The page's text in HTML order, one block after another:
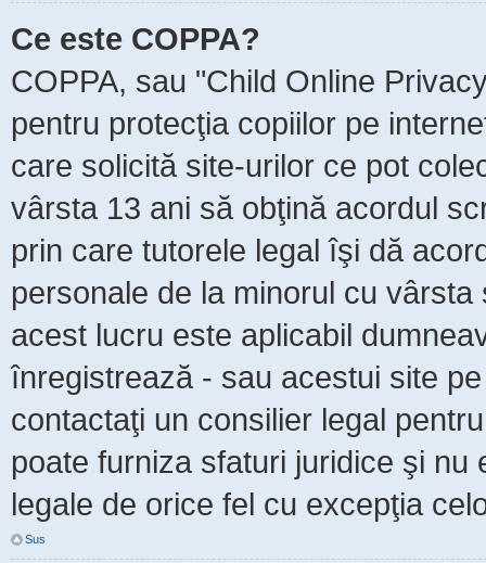
Ce este COPPA?
COPPA, sau "Child Online
pentru protecţia copiilor pe
care solicită site-urilor ce pot
vârsta 13 ani să obţină acordul
prin care tutorele legal îşi dă
personale de la minorul cu
acest lucru este aplicabil
înregistrează - sau acestui site
contactaţi un consilier legal
poate furniza sfaturi juridice şi
legale de orice fel cu excepţia
Sus